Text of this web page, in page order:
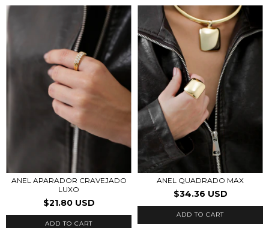
ANEL APARADOR CRAVEJADO
LUXO
$21.80 USD
ADD TO CART
ANEL QUADRADO MAX
$34.36 USD